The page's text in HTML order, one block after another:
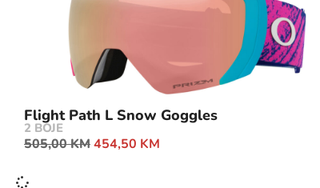
Flight Path L Snow Goggles
2 BOJE
505,00KM454,50 KM